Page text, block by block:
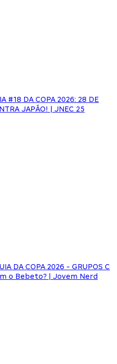
#18 DA COPA 2026: 28 DE
JAPÃO! | JNEC 25
DA COPA 2026 - GRUPOS C
o Bebeto? | Jovem Nerd